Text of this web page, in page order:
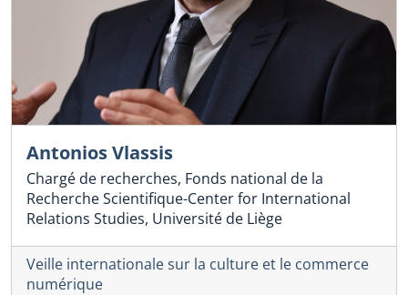
Antonios Vlassis
Chargé de recherches, Fonds national de la
Recherche Scientifique-Center for International
Relations Studies, Université de Liège
Veille internationale sur la culture et le commerce
numérique